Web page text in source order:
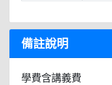
備註說明
學費含講義費